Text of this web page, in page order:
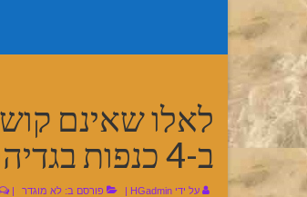
לאלו שאינם
ב-4 כנפות בגדיהם – היזהרו
על ידי HGadmin
| פורסם ב: לא מוגדר |